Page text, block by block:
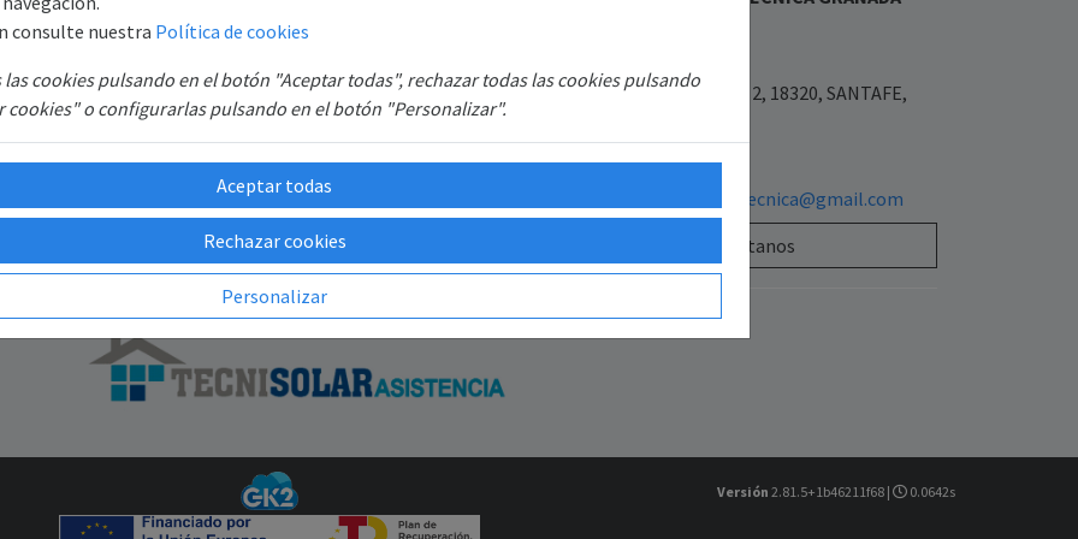
Registro
SAT
Placeta las flores 3 bajo 2, 18320, SANTAFE,
654640590
sattecnisolarasistenciatecnica@gmail.com
Contáctanos
Versión 2.81.5+1b46211f68 | 0.0642s
consulte nuestra Política de cookies
las cookies pulsando en el botón "Aceptar todas", rechazar todas las cookies pulsando
cookies" o configurarlas pulsando en el botón "Personalizar".
Aceptar todas
Rechazar cookies
Personalizar